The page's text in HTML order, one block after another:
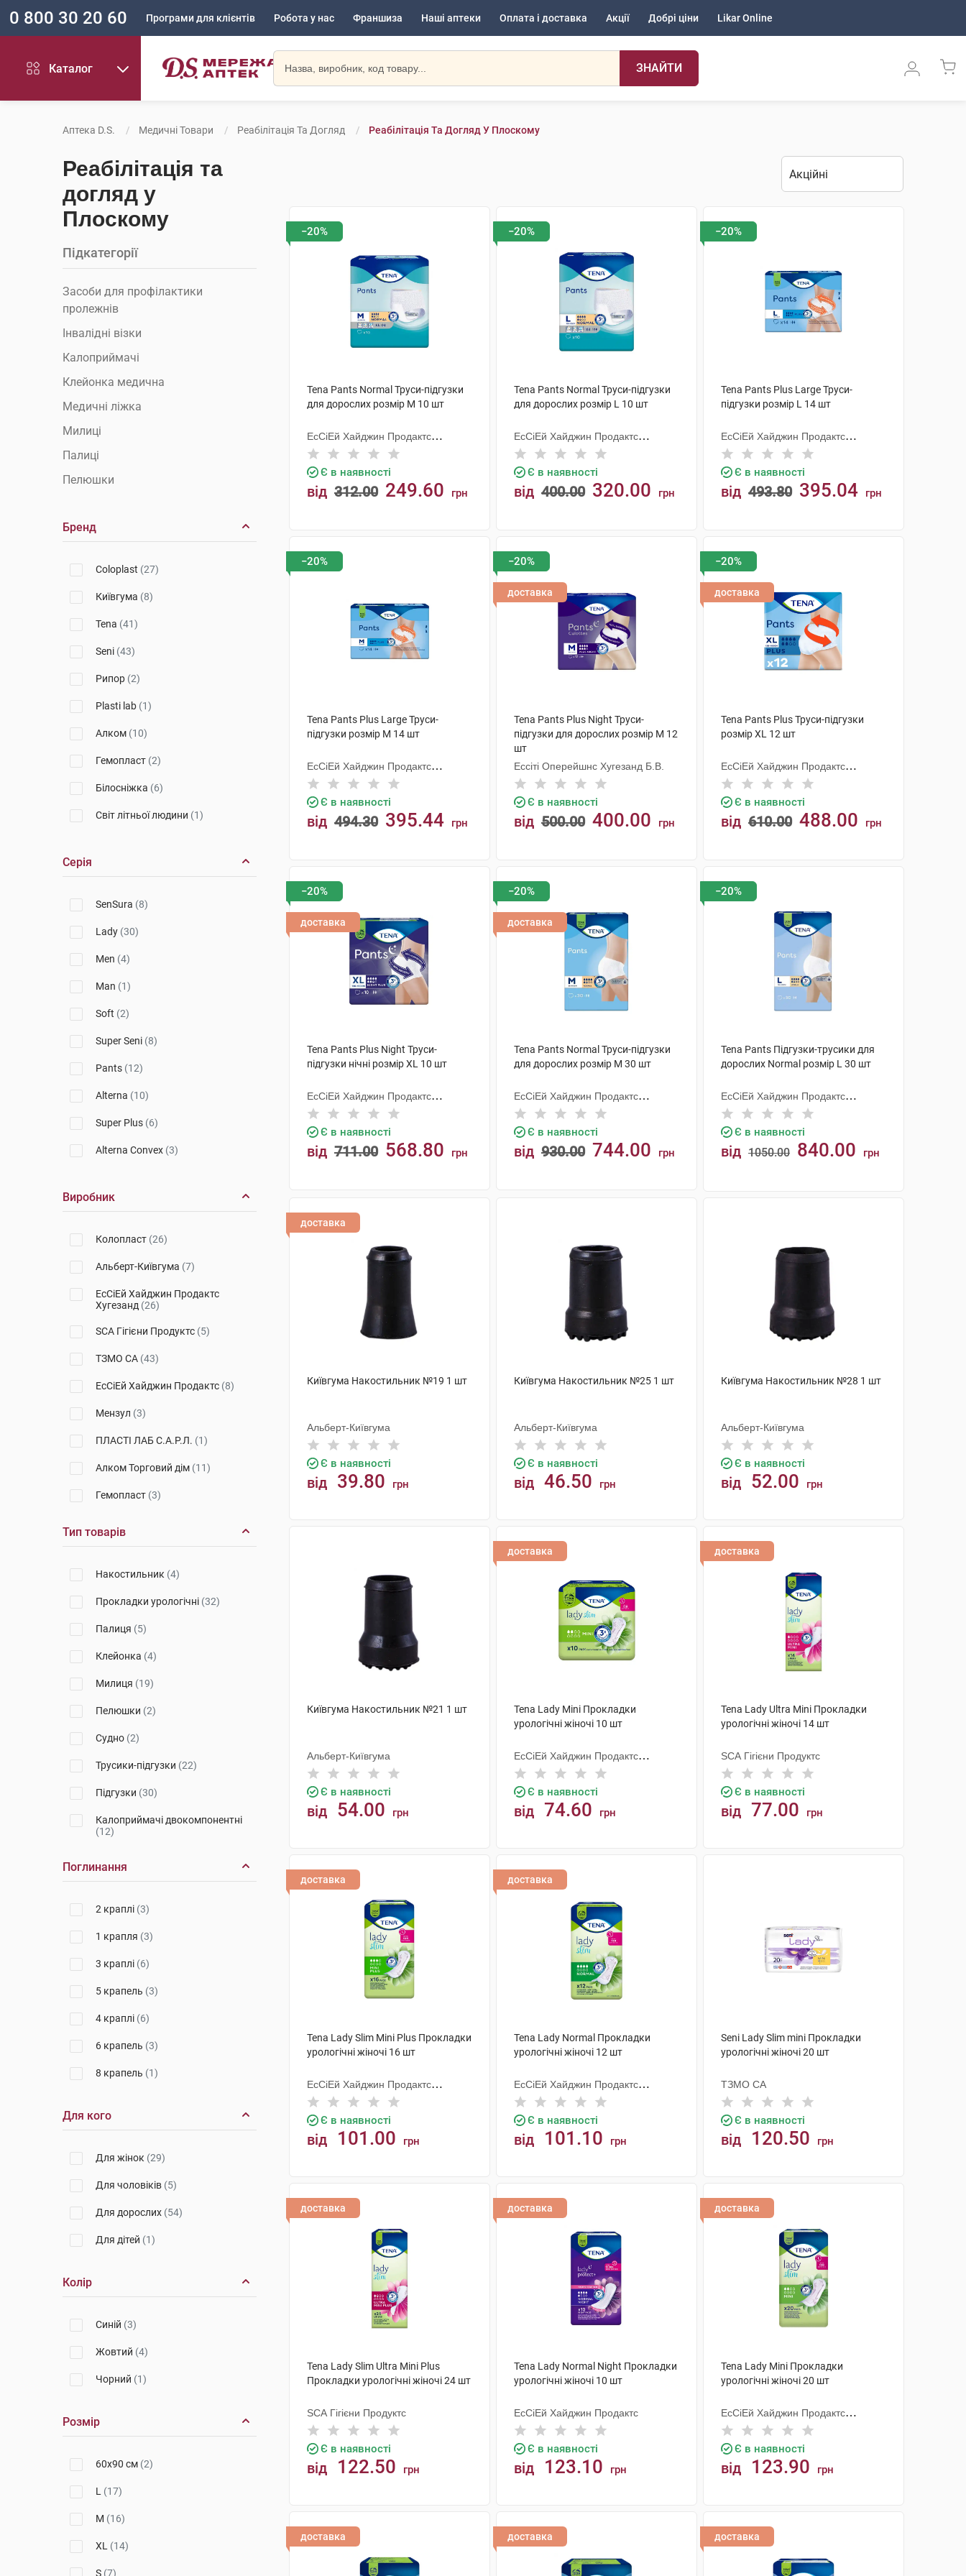
0 800 30 20 60 Програми для клієнтів Робота у нас Франшиза Наші аптеки Оплата і доставка Акції Добрі ціни Likar Online
Каталог ЗНАЙТИ
Аптека D.S. Медичні Товари Реабілітація Та Догляд Реабілітація Та Догляд У Плоскому
Реабілітація та
догляд у
Плоскому
Підкатегорії
Засоби для профілактики
пролежнів
Інвалідні візки
Калоприймачі
Клейонка медична
Медичні ліжка
Милиці
Палиці
Пелюшки
Поручні та опори
туалету
Сечоприймачі
Сидіння для душу і ванни
Судна підкладні
Бренд
Coloplast (27)
Київгума (8)
Tena (41)
Seni (43)
Рипор (2)
Plasti lab (1)
Алком (10)
Гемопласт (2)
Білосніжка (6)
Світ літньої людини (1)
Серія
SenSura (8)
Lady (30)
Men (4)
Man (1)
Soft (2)
Super Seni (8)
Pants (12)
Alterna (10)
Super Plus (6)
Alterna Convex (3)
Active Normal
Standard (2)
Виробник
Колопласт (26)
Альберт-Київгума (7)
ЕсСіЕй Хайджин Продактс
Хугезанд (26)
SCA Гігієни Продуктс (5)
ТЗМО СА (43)
ЕсСіЕй Хайджин Продактс (8)
Мензул (3)
ПЛАСТІ ЛАБ С.А.Р.Л. (1)
Алком Торговий дім (11)
Гемопласт (3)
Київгума(1)
Норма-Трейд(4)
ТМП Груп(1)
Укрмедтекстиль
Ессіті Оперейшнс Хугезанд Б.В.
Технолоджі
Торос-Груп(2)
ТОВ Біодекс (Україна)
Езкар(1)
Тип товарів
Накостильник (4)
Прокладки урологічні (32)
Палиця (5)
Клейонка (4)
Милиця (19)
Пелюшки (2)
Судно (2)
Трусики-підгузки (22)
Підгузки (30)
Калоприймачі двокомпонентні
(12)
Калоприймачі
Поглинання
2 краплі (3)
1 крапля (3)
3 краплі (6)
5 крапель (3)
4 краплі (6)
6 крапель (3)
8 крапель (1)
Для кого
Для жінок (29)
Для чоловіків (5)
Для дорослих (54)
Для дітей (1)
Колір
Синій (3)
Жовтий (4)
Чорний (1)
Розмір
60х90 см (2)
L (17)
M (16)
XL (14)
S (7)
−20%
Tena Pants Normal Труси-підгузки
для дорослих розмір M 10 шт
ЕсСіЕй Хайджин Продактс
Хугезанд
Є в наявності
від 312.00 249.60 грн
−20%
Tena Pants Normal Труси-підгузки
для дорослих розмір L 10 шт
ЕсСіЕй Хайджин Продактс
Хугезанд
Є в наявності
від 400.00 320.00 грн
−20%
Tena Pants Plus Large Труси-
підгузки розмір L 14 шт
ЕсСіЕй Хайджин Продактс
Хугезанд
Є в наявності
від 493.80 395.04 грн
−20%
Tena Pants Plus Large Труси-
підгузки розмір M 14 шт
ЕсСіЕй Хайджин Продактс
Хугезанд
Є в наявності
від 494.30 395.44 грн
−20%
доставка
Tena Pants Plus Night Труси-
підгузки для дорослих розмір M 12
шт
Ессіті Оперейшнс Хугезанд Б.В.
Є в наявності
від 500.00 400.00 грн
−20%
доставка
Tena Pants Plus Труси-підгузки
розмір XL 12 шт
ЕсСіЕй Хайджин Продактс
Хугезанд
Є в наявності
від 610.00 488.00 грн
−20%
доставка
Tena Pants Plus Night Труси-
підгузки нічні розмір XL 10 шт
ЕсСіЕй Хайджин Продактс
Хугезанд
Є в наявності
від 711.00 568.80 грн
−20%
доставка
Tena Pants Normal Труси-підгузки
для дорослих розмір M 30 шт
ЕсСіЕй Хайджин Продактс
Хугезанд
Є в наявності
від 930.00 744.00 грн
−20%
Tena Pants Підгузки-трусики для
дорослих Normal розмір L 30 шт
ЕсСіЕй Хайджин Продактс
Хугезанд
Є в наявності
від 1050.00 840.00 грн
доставка
Київгума Накостильник №19 1 шт
Альберт-Київгума
Є в наявності
від 39.80 грн
Київгума Накостильник №25 1 шт
Альберт-Київгума
Є в наявності
від 46.50 грн
Київгума Накостильник №28 1 шт
Альберт-Київгума
Є в наявності
від 52.00 грн
Київгума Накостильник №21 1 шт
Альберт-Київгума
Є в наявності
від 54.00 грн
доставка
Tena Lady Mini Прокладки
урологічні жіночі 10 шт
ЕсСіЕй Хайджин Продактс
Хугезанд
Є в наявності
від 74.60 грн
доставка
Tena Lady Ultra Mini Прокладки
урологічні жіночі 14 шт
SCA Гігієни Продуктс
Є в наявності
від 77.00 грн
доставка
Tena Lady Slim Mini Plus Прокладки
урологічні жіночі 16 шт
ЕсСіЕй Хайджин Продактс
Хугезанд
Є в наявності
від 101.00 грн
доставка
Tena Lady Normal Прокладки
урологічні жіночі 12 шт
ЕсСіЕй Хайджин Продактс
Хугезанд
Є в наявності
від 101.10 грн
Seni Lady Slim mini Прокладки
урологічні жіночі 20 шт
ТЗМО СА
Є в наявності
від 120.50 грн
доставка
Tena Lady Slim Ultra Mini Plus
Прокладки урологічні жіночі 24 шт
SCA Гігієни Продуктс
Є в наявності
від 122.50 грн
доставка
Tena Lady Normal Night Прокладки
урологічні жіночі 10 шт
ЕсСіЕй Хайджин Продактс
Є в наявності
від 123.10 грн
доставка
Tena Lady Mini Прокладки
урологічні жіночі 20 шт
ЕсСіЕй Хайджин Продактс
Хугезанд
Є в наявності
від 123.90 грн
доставка доставка доставка